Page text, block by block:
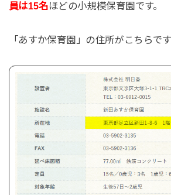
員は15名ほどの小規模保育園です。
「あすか保育園」の住所がこちらです